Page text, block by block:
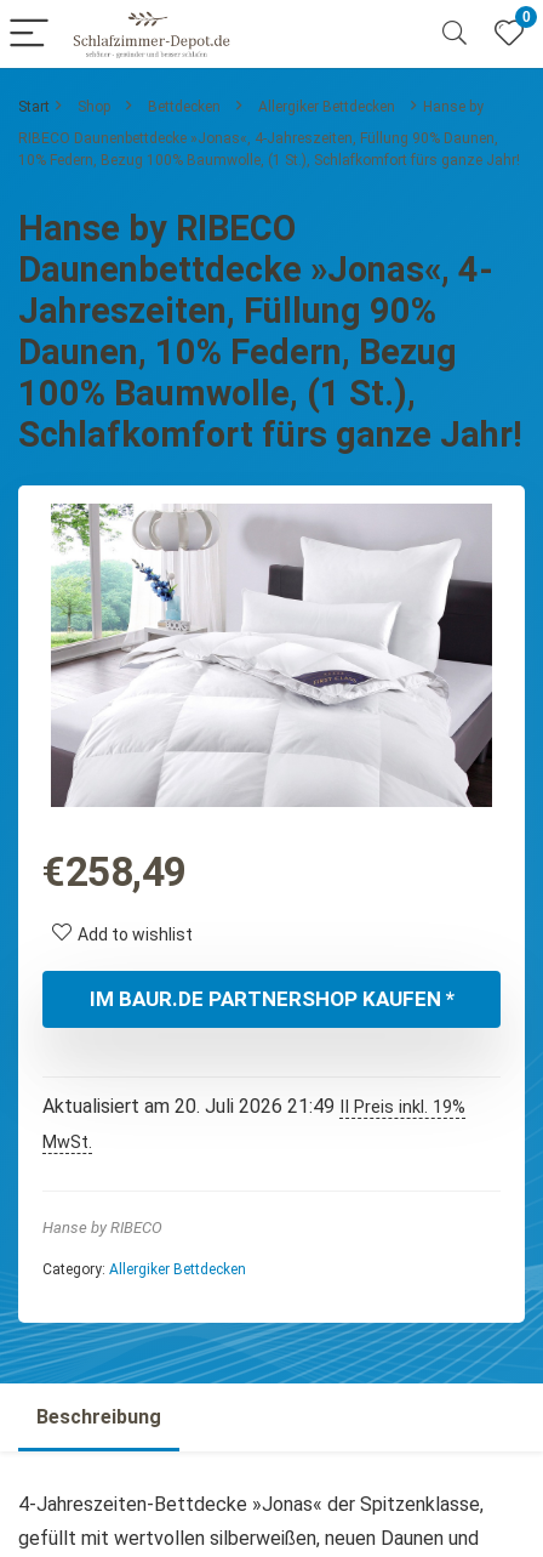
0
Start Shop Bettdecken Allergiker Bettdecken
Hanse by
RIBECO Daunenbettdecke »Jonas«, 4-Jahreszeiten, Füllung 90% Daunen,
10% Federn, Bezug 100% Baumwolle, (1 St.), Schlafkomfort fürs ganze Jahr!
Hanse by RIBECO
Daunenbettdecke »Jonas«, 4-
Jahreszeiten, Füllung 90%
Daunen, 10% Federn, Bezug
100% Baumwolle, (1 St.),
Schlafkomfort fürs ganze Jahr!
€258,49
Add to wishlist
IM BAUR.DE PARTNERSHOP KAUFEN *
Aktualisiert am 20. Juli 2026 21:49
II Preis inkl. 19%
MwSt.
Hanse by RIBECO
Category: Allergiker Bettdecken
Beschreibung
4-Jahreszeiten-Bettdecke »Jonas« der Spitzenklasse,
gefüllt mit wertvollen silberweißen, neuen Daunen und